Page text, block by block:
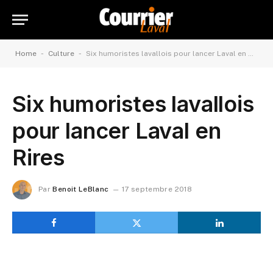
Home - Culture - Six humoristes lavallois pour lancer Laval en Rires
Six humoristes lavallois
pour lancer Laval en
Rires
Par Benoit LeBlanc 17 septembre 2018